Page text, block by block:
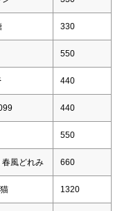
330
550
440
440
550
風どれみ 660
1320